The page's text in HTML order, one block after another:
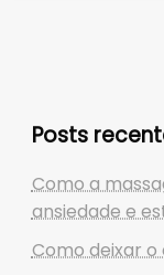
Posts
Como a
ansiedade e
Como deixar